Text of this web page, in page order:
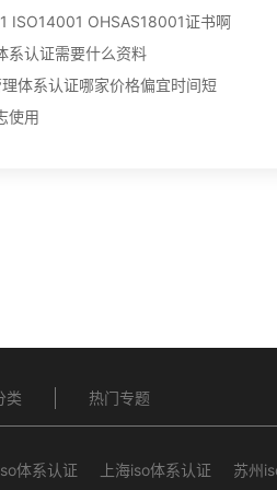
ISO14001 OHSAS18001证书啊
系认证需要什么资料
体系认证哪家价格偏宜时间短
使用
类 热门专题
体系认证 上海iso体系认证 苏州